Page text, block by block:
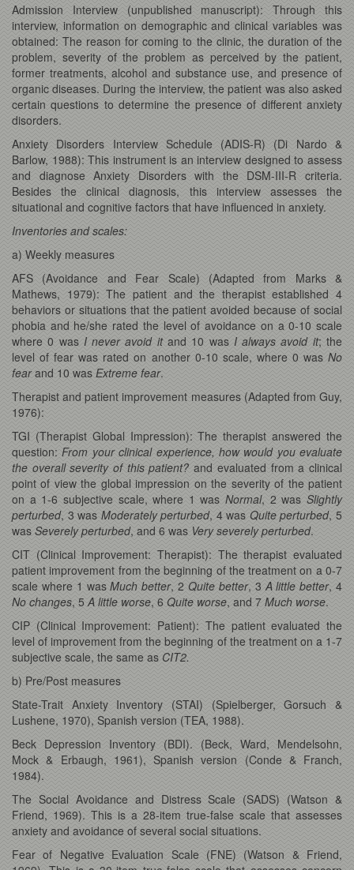
Admission Interview (unpublished manuscript): Through this
interview, information on demographic and clinical variables was
obtained: The reason for coming to the clinic, the duration of the
problem, severity of the problem as perceived by the patient,
former treatments, alcohol and substance use, and presence of
organic diseases. During the interview, the patient was also asked
certain questions to determine the presence of different anxiety
disorders.
Anxiety Disorders Interview Schedule (ADIS-R) (Di Nardo &
Barlow, 1988): This instrument is an interview designed to assess
and diagnose Anxiety Disorders with the DSM-III-R criteria.
Besides the clinical diagnosis, this interview assesses the
situational and cognitive factors that have influenced in anxiety.
Inventories and scales:
a) Weekly measures
AFS (Avoidance and Fear Scale) (Adapted from Marks &
Mathews, 1979): The patient and the therapist established 4
behaviors or situations that the patient avoided because of social
phobia and he/she rated the level of avoidance on a 0-10 scale
where 0 was I never avoid itand 10 was I always avoid it; the
level of fear was rated on another 0-10 scale, where 0 was No
fearand 10 was Extreme fear.
Therapist and patient improvement measures (Adapted from Guy,
1976):
TGI (Therapist Global Impression): The therapist answered the
question: From your clinical experience, how would you evaluate
the overall severity of this patient? and evaluated from a clinical
point of view the global impression on the severity of the patient
on a 1-6 subjective scale, where 1 wasNormal, 2 wasSlightly
perturbed, 3 was Moderately perturbed, 4 was Quite perturbed, 5
was Severely perturbed, and 6 was Very severely perturbed.
CIT (Clinical Improvement: Therapist): The therapist evaluated
patient improvement from the beginning of the treatment on a 0-7
scale where 1 wasMuch better, 2 Quite better, 3 A little better, 4
No changes, 5 A little worse, 6 Quite worse, and 7 Much worse.
CIP (Clinical Improvement: Patient): The patient evaluated the
level of improvement from the beginning of the treatment on a 1-7
subjective scale, the same as CIT2.
b) Pre/Post measures
State-Trait Anxiety Inventory (STAI) (Spielberger, Gorsuch &
Lushene, 1970), Spanish version (TEA, 1988).
Beck Depression Inventory (BDI). (Beck, Ward, Mendelsohn,
Mock & Erbaugh, 1961), Spanish version (Conde & Franch,
1984).
The Social Avoidance and Distress Scale (SADS) (Watson &
Friend, 1969). This is a 28-item true-false scale that assesses
anxiety and avoidance of several social situations.
Fear of Negative Evaluation Scale (FNE) (Watson & Friend,